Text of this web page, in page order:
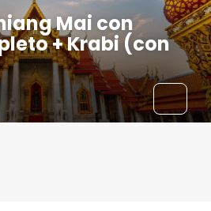
Mai con
+ Krabi (con